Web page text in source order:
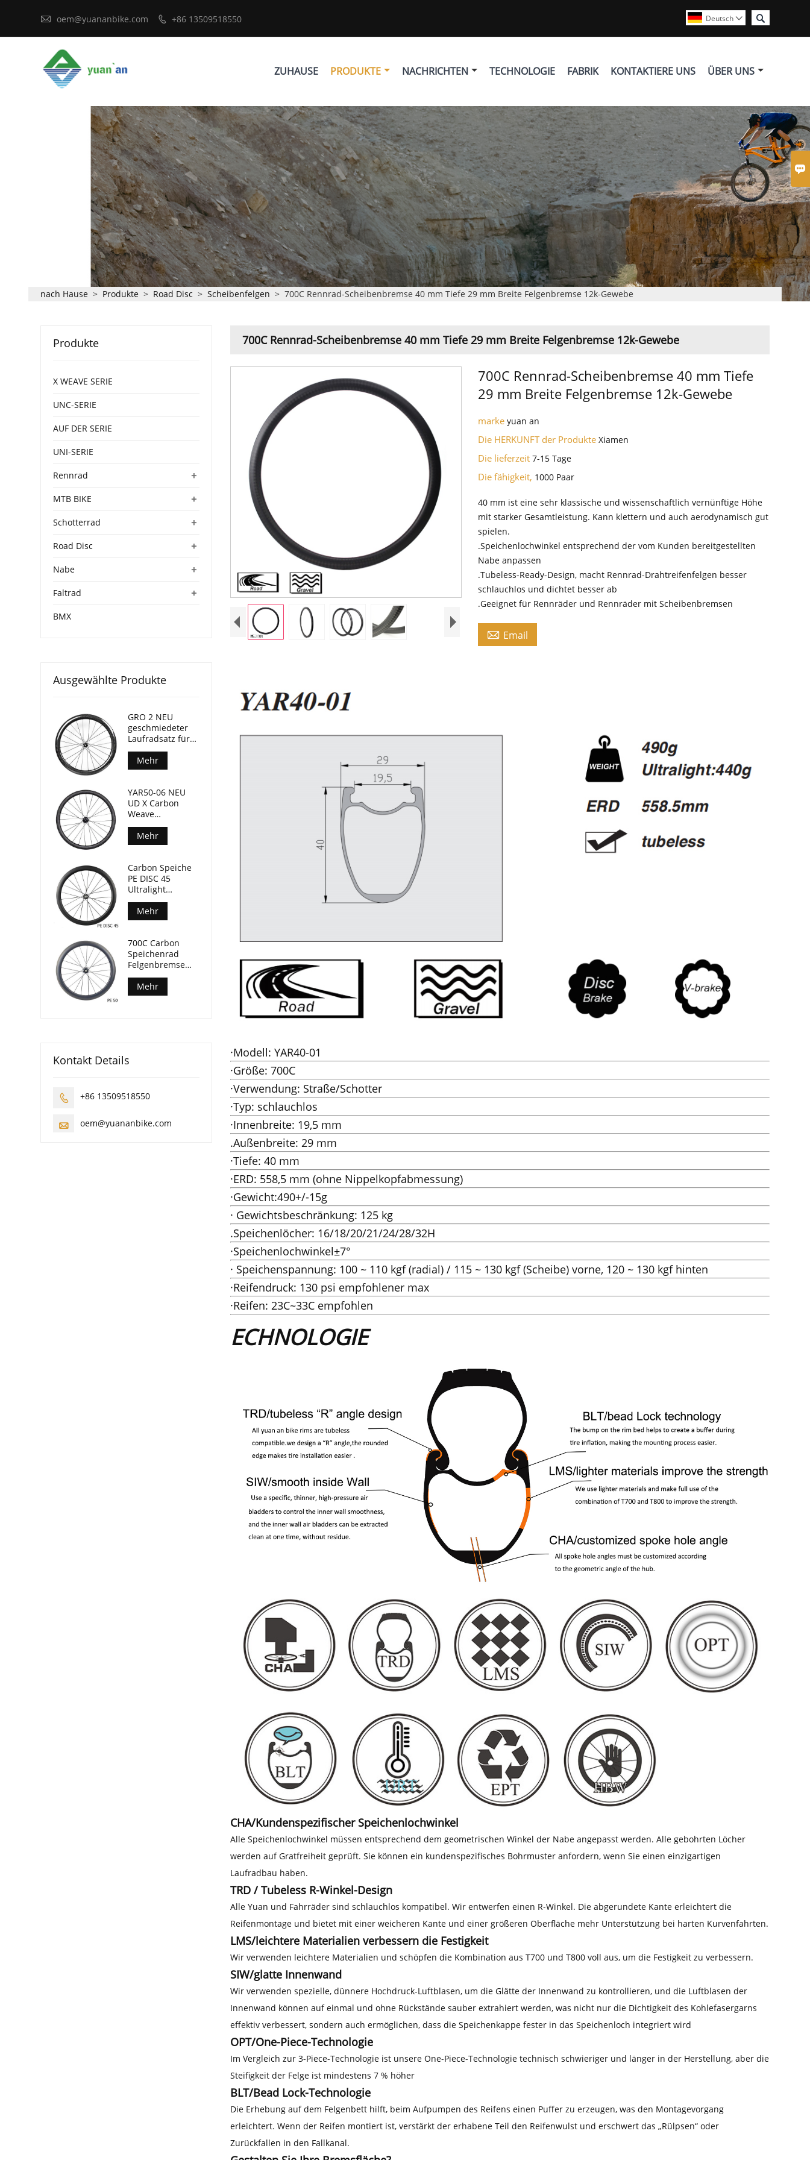

 oem@yuananbike.com  +86 13509518550 
Deutsch 
ZUHAUSE PRODUKTE NACHRICHTEN TECHNOLOGIE FABRIK KONTAKTIERE UNS ÜBER UNS
nach Hause > Produkte > Road Disc > Scheibenfelgen > 700C Rennrad-Scheibenbremse 40 mm Tiefe 29 mm Breite Felgenbremse 12k-Gewebe
700C Rennrad-Scheibenbremse 40 mm Tiefe 29 mm Breite Felgenbremse 12k-Gewebe
700C Rennrad-Scheibenbremse 40 mm Tiefe
29 mm Breite Felgenbremse 12k-Gewebe
markeyuan an
Die HERKUNFT der ProdukteXiamen
Die lieferzeit7-15 Tage
Die fähigkeit, 1000 Paar
40 mm ist eine sehr klassische und wissenschaftlich vernünftige Höhe
mit starker Gesamtleistung. Kann klettern und auch aerodynamisch gut
spielen.
.Speichenlochwinkel entsprechend der vom Kunden bereitgestellten
Nabe anpassen
.Tubeless-Ready-Design, macht Rennrad-Drahtreifenfelgen besser
schlauchlos und dichtet besser ab
.Geeignet für Rennräder und Rennräder mit Scheibenbremsen
 Email
·Modell: YAR40-01
·Größe: 700C
·Verwendung: Straße/Schotter
·Typ: schlauchlos
·Innenbreite: 19,5 mm
.Außenbreite: 29 mm
·Tiefe: 40 mm
·ERD: 558,5 mm (ohne Nippelkopfabmessung)
·Gewicht:490+/-15g
· Gewichtsbeschränkung: 125 kg
.Speichenlöcher: 16/18/20/21/24/28/32H
·Speichenlochwinkel±7°
· Speichenspannung: 100 ~ 110 kgf (radial) / 115 ~ 130 kgf (Scheibe) vorne, 120 ~ 130 kgf hinten
·Reifendruck: 130 psi empfohlener max
·Reifen: 23C~33C empfohlen
ECHNOLOGIE
CHA/Kundenspezifischer Speichenlochwinkel
Alle Speichenlochwinkel müssen entsprechend dem geometrischen Winkel der Nabe angepasst werden. Alle gebohrten Löcher
werden auf Gratfreiheit geprüft. Sie können ein kundenspezifisches Bohrmuster anfordern, wenn Sie einen einzigartigen
Laufradbau haben.
TRD / Tubeless R-Winkel-Design
Alle Yuan und Fahrräder sind schlauchlos kompatibel. Wir entwerfen einen R-Winkel. Die abgerundete Kante erleichtert die
Reifenmontage und bietet mit einer weicheren Kante und einer größeren Oberfläche mehr Unterstützung bei harten Kurvenfahrten.
LMS/leichtere Materialien verbessern die Festigkeit
Wir verwenden leichtere Materialien und schöpfen die Kombination aus T700 und T800 voll aus, um die Festigkeit zu verbessern.
SIW/glatte Innenwand
Wir verwenden spezielle, dünnere Hochdruck-Luftblasen, um die Glätte der Innenwand zu kontrollieren, und die Luftblasen der
Innenwand können auf einmal und ohne Rückstände sauber extrahiert werden, was nicht nur die Dichtigkeit des Kohlefasergarns
effektiv verbessert, sondern auch ermöglichen, dass die Speichenkappe fester in das Speichenloch integriert wird
OPT/One-Piece-Technologie
Im Vergleich zur 3-Piece-Technologie ist unsere One-Piece-Technologie technisch schwieriger und länger in der Herstellung, aber die
Steifigkeit der Felge ist mindestens 7 % höher
BLT/Bead Lock-Technologie
Die Erhebung auf dem Felgenbett hilft, beim Aufpumpen des Reifens einen Puffer zu erzeugen, was den Montagevorgang
erleichtert. Wenn der Reifen montiert ist, verstärkt der erhabene Teil den Reifenwulst und erschwert das „Rülpsen“ oder
Zurückfallen in den Fallkanal.
Produkte
X WEAVE SERIE
UNC-SERIE
AUF DER SERIE
UNI-SERIE
+
Rennrad
+
MTB BIKE
+
Schotterrad
+
Road Disc
+
Nabe
+
Faltrad
BMX
Ausgewählte Produkte
GRO 2 NEU
geschmiedeter
Laufradsatz für
Gravel-Bikes, 45
mm Tiefe, 24 mm
Innenbreite
Mehr
YAR50-06 NEU
UD X Carbon
Weave
Felgenbremse
Fahrrad
Laufradsatz
29mm Breite
Mehr
Carbon Speiche
PE DISC 45
Ultralight
Laufradsatz
Keramiklager nur
1280g
Mehr
700C Carbon
Speichenrad
Felgenbremse
Keramiklager
Rennrad
Laufradsatz
Mehr
Kontakt Details
 +86 13509518550
 oem@yuananbike.com